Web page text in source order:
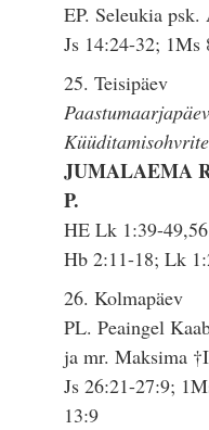
EP. Seleukia
Js 14:24-32;
25. Teisipäev
Paastumaarjapäev
JUMALAEMA
P.
HE Lk 1:39-49,56
Hb 2:11-18; Lk
26. Kolmapäev
PL. Peaingel
ja mr. Maksima
Js 26:21-27:9;
13:9